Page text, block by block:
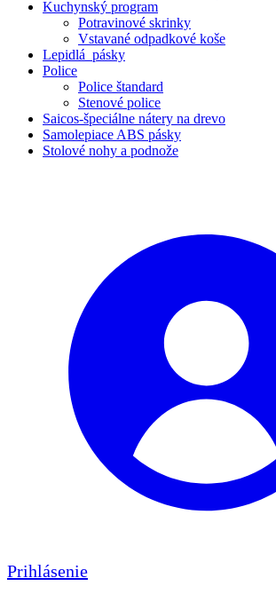
Kuchynský program
Potravinové skrinky
Vstavané odpadkové koše
Lepidlá_pásky
Police
Police štandard
Stenové police
Saicos-špeciálne nátery na drevo
Samolepiace ABS pásky
Stolové nohy a podnože
Prihlásenie